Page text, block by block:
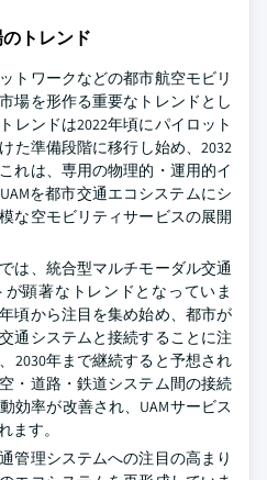
トレンド
トワークなどの都市航空モビリ
場を形作る重要なトレンドとし
レンドは2022年頃にパイロット
た準備段階に移行し始め、2032
れは、専用の物理的・運用的イ
を都市交通エコシステムにシ
な空モビリティサービスの展開
は、統合型マルチモーダル交通
顕著なトレンドとなっていま
頃から注目を集め始め、都市が
通システムと接続することに注
2030年まで継続すると予想され
・道路・鉄道システム間の接続
効率が改善され、UAMサービス
ます。
管理システムへの注目の高まり